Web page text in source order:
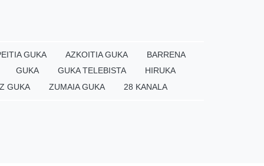
GUKA AZKOITIA GUKA
BARRENA
GUKA GUKA TELEBISTA
HIRUKA
GUKA ZUMAIA GUKA 28 KANALA